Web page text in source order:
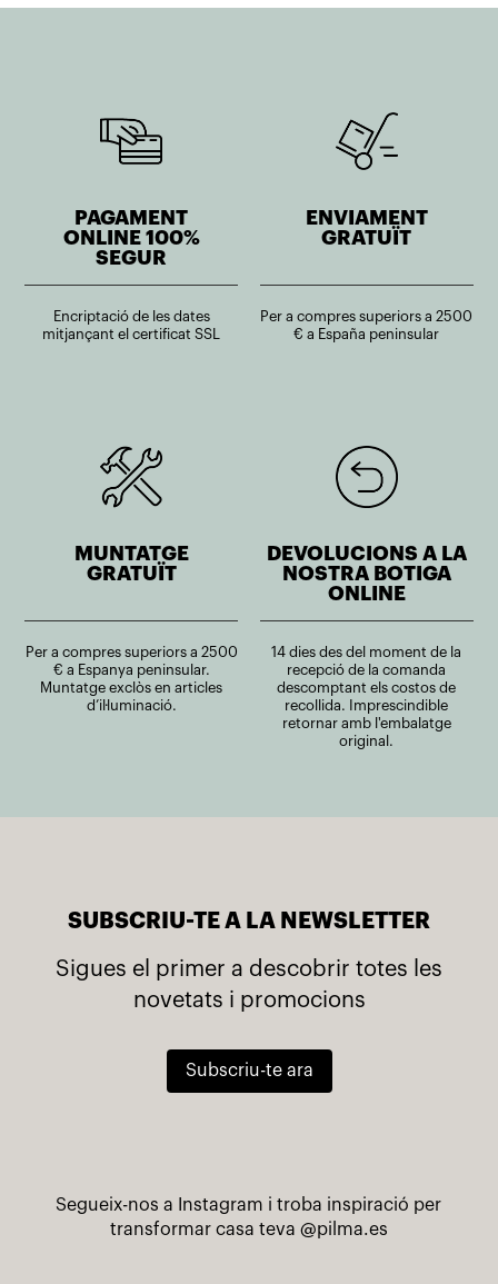
PAGAMENT
ONLINE 100%
SEGUR
Encriptació de les dates
mitjançant el certificat SSL
ENVIAMENT
GRATUÏT
Per a compres superiors a 2500
€ a España peninsular
MUNTATGE
GRATUÏT
Per a compres superiors a 2500
€ a Espanya peninsular.
Muntatge exclòs en articles
d’il·luminació.
DEVOLUCIONS A LA
NOSTRA BOTIGA
ONLINE
14 dies des del moment de la
recepció de la comanda
descomptant els costos de
recollida. Imprescindible
retornar amb l'embalatge
original.
SUBSCRIU-TE A LA NEWSLETTER
Sigues el primer a descobrir totes les
novetats i promocions
Subscriu-te ara
Segueix-nos a Instagram i troba inspiració per
transformar casa teva @pilma.es